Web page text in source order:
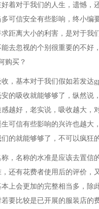
着对于我们的人生，遗憾，
可信安全有些影响，终小编
距离大小的利害，是对于我
去忽视的个别很重要的不好
购买？
，基本对于我们假如若发达
的吸收就能够够了，纵然说
越好，老实说，吸收越大，
可信有些影响的兴许也越大
的就能够够了，不可以疯狂
，名称的水准是应该去置信
还有花费者使用后的评价，
上会更加的完整相当多，除
要比较是已开展的服装店的